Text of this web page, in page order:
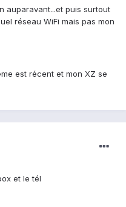
auparavant...et puis surtout
réseau WiFi mais pas mon
est récent et mon XZ se
et le tél